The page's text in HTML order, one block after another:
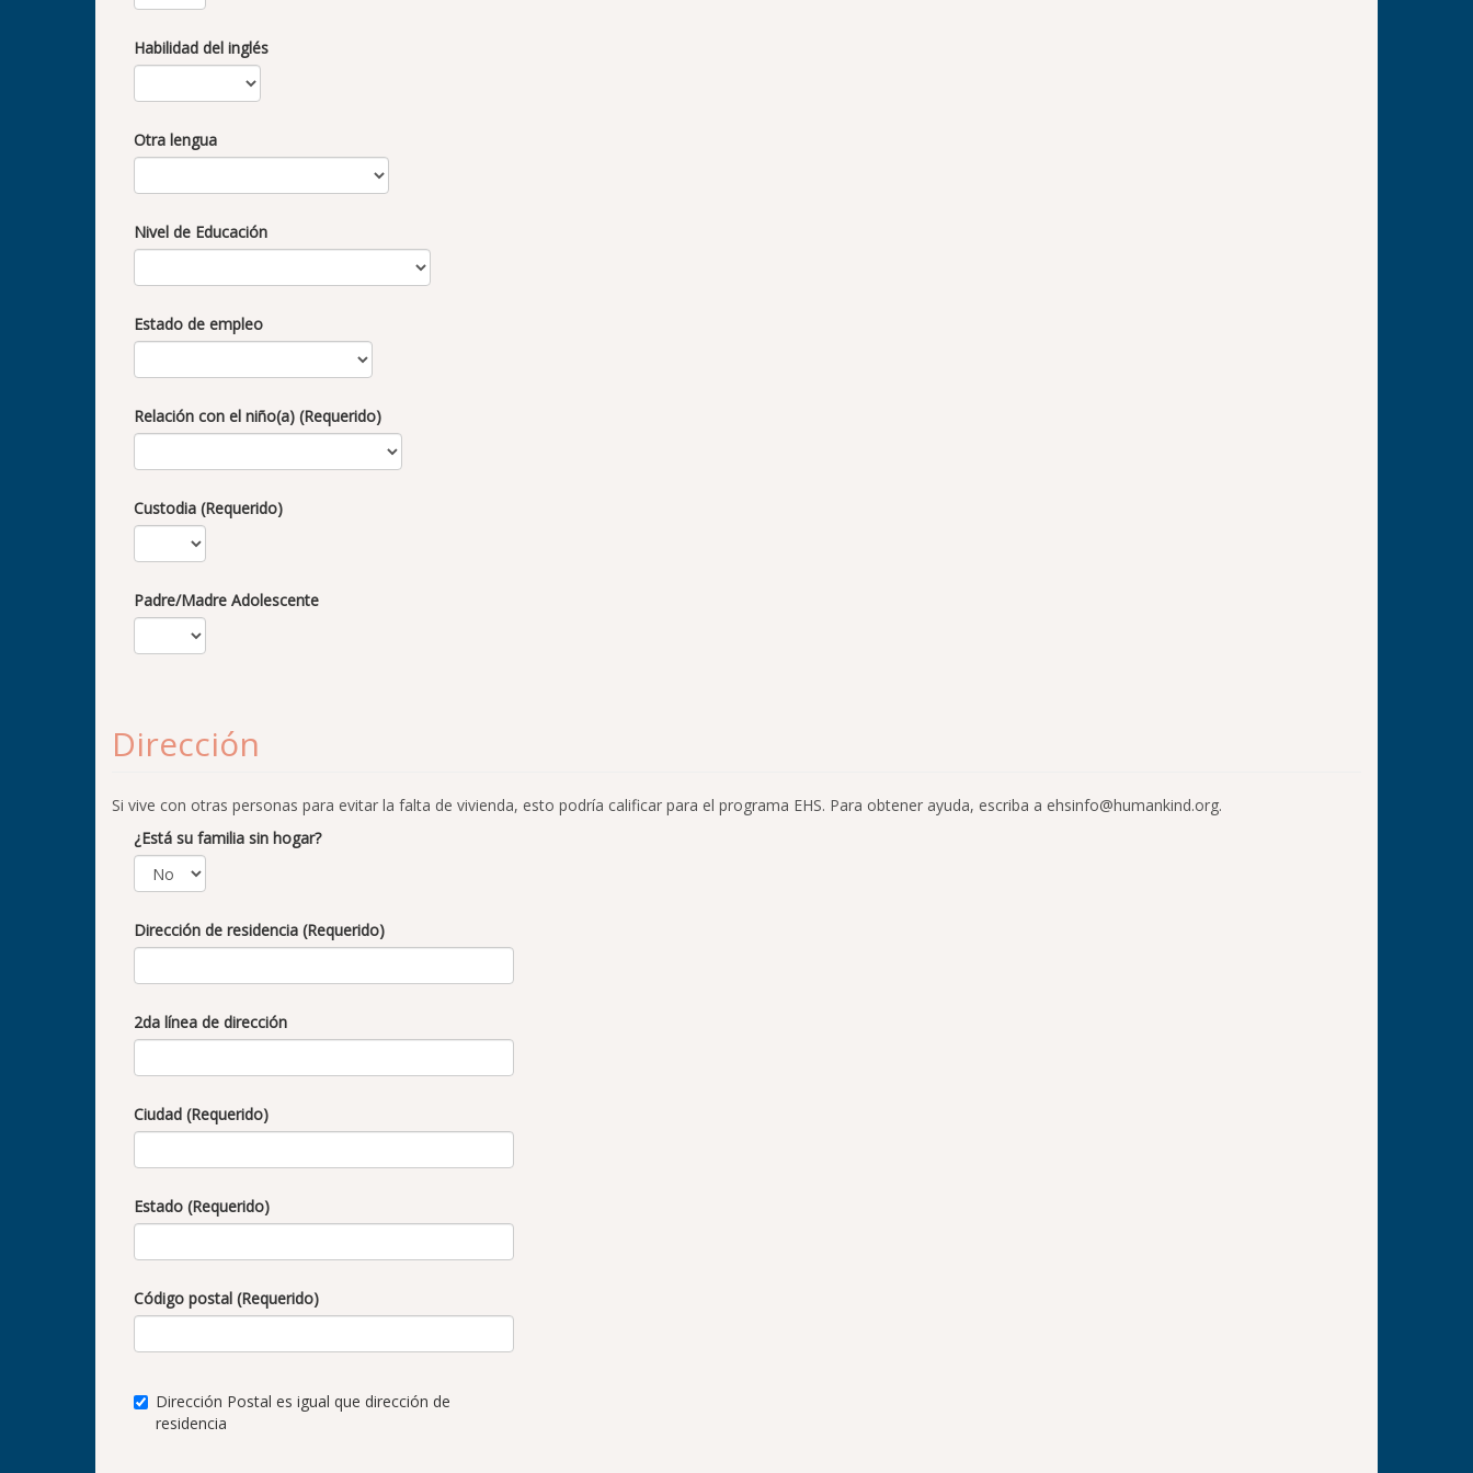
Habilidad del inglés
Otra lengua
Nivel de Educación
Estado de empleo
Relación con el niño(a) (Requerido)
Custodia (Requerido)
Padre/Madre Adolescente
Dirección
Si vive con otras personas para evitar la falta de vivienda, esto podría calificar para el programa EHS. Para obtener ayuda, escriba a ehsinfo@humankind.org.
¿Está su familia sin hogar?
Dirección de residencia (Requerido)
2da línea de dirección
Ciudad (Requerido)
Estado (Requerido)
Código postal (Requerido)
Dirección Postal es igual que dirección de
residencia